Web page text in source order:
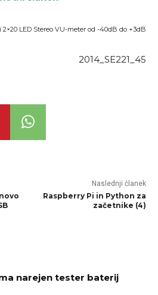
2×20 LED Stereo VU-meter od -40dB do +3dB
2014_SE221_45
Naslednji članek
Raspberry Pi in Python za
začetnike (4)
narejen tester baterij